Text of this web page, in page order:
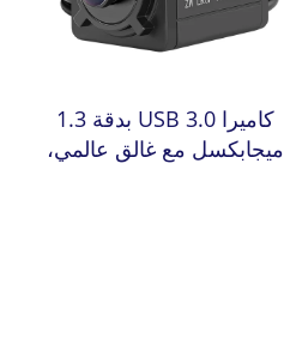
كاميرا USB 3.0 بدقة 1.3
ميجابكسل مع غالق عالمي،